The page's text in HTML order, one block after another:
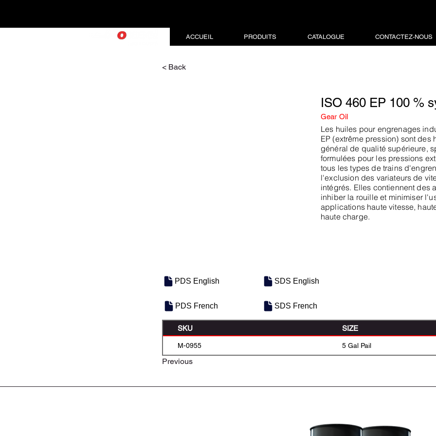
ACCUEIL PRODUITS CATALOGUE CONTACTEZ-NOUS
< Back
ISO 460 EP 100 %
Gear Oil
Les huiles pour engrenages
EP (extrême pression) sont des
général de qualité supérieure,
formulées pour les pressions
tous les types de trains
l'exclusion des variateurs de
intégrés. Elles contiennent des
inhiber la rouille et minimiser
applications haute vitesse,
haute charge.
PDS English
PDS French
SDS English
SDS French
SKU SIZE
M-0955 5 Gal Pail
Previous